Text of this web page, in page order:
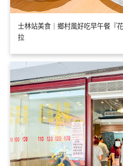
士林站美食｜鄉村風好吃早午餐『
拉